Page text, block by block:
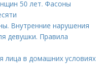
50 лет. Фасоны
Внутренние нарушения
девушки. Правила
в домашних условиях